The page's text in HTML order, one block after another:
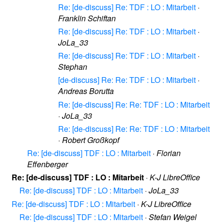
Re: [de-discuss] Re: TDF : LO : Mitarbeit ·
Franklin Schiftan
Re: [de-discuss] Re: TDF : LO : Mitarbeit ·
JoLa_33
Re: [de-discuss] Re: TDF : LO : Mitarbeit ·
Stephan
[de-discuss] Re: Re: TDF : LO : Mitarbeit ·
Andreas Borutta
Re: [de-discuss] Re: Re: TDF : LO : Mitarbeit
· JoLa_33
Re: [de-discuss] Re: Re: TDF : LO : Mitarbeit
· Robert Großkopf
Re: [de-discuss] TDF : LO : Mitarbeit · Florian
Effenberger
Re: [de-discuss] TDF : LO : Mitarbeit · K-J LibreOffice
Re: [de-discuss] TDF : LO : Mitarbeit · JoLa_33
Re: [de-discuss] TDF : LO : Mitarbeit · K-J LibreOffice
Re: [de-discuss] TDF : LO : Mitarbeit · Stefan Weigel